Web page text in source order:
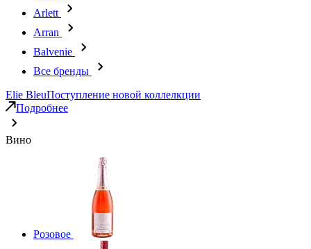
Arlett
Arran
Balvenie
Все бренды
Elie BleuПоступление новой коллелкции
Подробнее
Вино
Розовое